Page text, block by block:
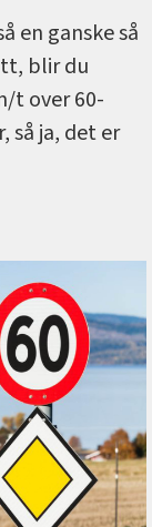
en ganske så
blir du
t over 60-
så ja, det er